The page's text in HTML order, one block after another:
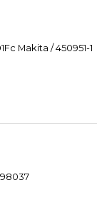
Makita / 450951-1